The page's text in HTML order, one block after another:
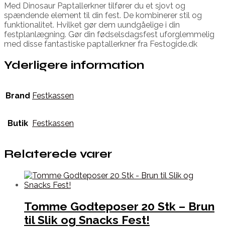
Med Dinosaur Paptallerkner tilfører du et sjovt og
spændende element til din fest. De kombinerer stil og
funktionalitet. Hvilket gør dem uundgåelige i din
festplanlægning. Gør din fødselsdagsfest uforglemmelig
med disse fantastiske paptallerkner fra Festogide.dk
Yderligere information
Brand Festkassen
Butik Festkassen
Relaterede varer
Tomme Godteposer 20 Stk – Brun
til Slik og Snacks Fest!